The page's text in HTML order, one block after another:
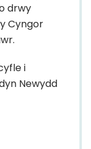
drwy
Cyngor
i
Newydd